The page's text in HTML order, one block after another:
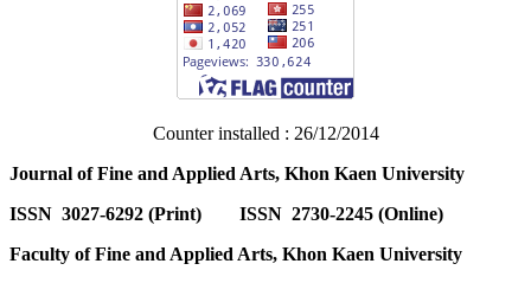
Counter installed : 26/12/2014
Journal of Fine and Applied Arts, Khon Kaen University
ISSN 3027-6292 (Print) ISSN 2730-2245 (Online)
Faculty of Fine and Applied Arts, Khon Kaen University